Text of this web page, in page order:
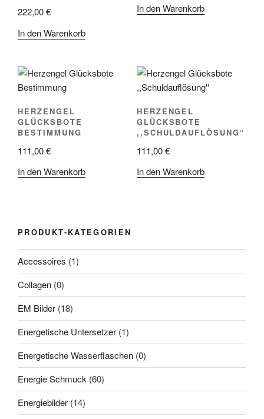
222,00€
In den Warenkorb
In den Warenkorb
HERZENGEL
GLÜCKSBOTE
BESTIMMUNG
111,00€
In den Warenkorb
HERZENGEL
GLÜCKSBOTE
,,SCHULDAUFLÖSUNG“
111,00€
In den Warenkorb
PRODUKT-KATEGORIEN
Accessoires (1)
Collagen (0)
EM Bilder (18)
Energetische Untersetzer (1)
Energetische Wasserflaschen (0)
Energie Schmuck (60)
Energiebilder (14)